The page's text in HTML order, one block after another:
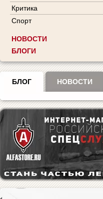
Критика
Спорт
НОВОСТИ
БЛОГИ
БЛОГ НОВОСТИ